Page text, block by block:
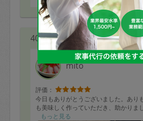
40代 女性より
mito
評価：
今日もありがとうございました。あり
も美味しく作っていただき、助かりまし
もっと見る